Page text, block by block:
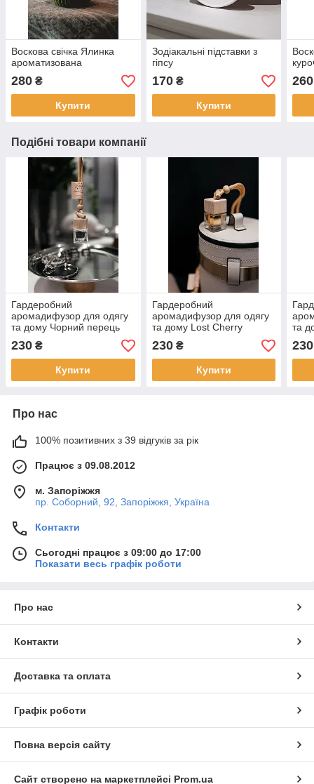
Воскова свічка Ялинка
ароматизована
280 ₴
Купити
Зодіакальні підставки з
гіпсу
170₴
Купити
260
Подібні товари компанії
Гардеробний
аромадифузор для одягу
та дому Чорний перець
230 ₴
Купити
Гардеробний
аромадифузор для одягу
та дому Lost Cherry
230₴
Купити
та
230
Про нас
100% позитивних з 39 відгуків за рік
Працює з 09.08.2012
м. Запоріжжя
пр. Соборний, 92, Запоріжжя, Україна
Контакти
Сьогодні працює з 09:00 до 17:00
Показати весь графік роботи
Про нас
Контакти
Доставка та оплата
Графік роботи
Повна версія сайту
Сайт створено на маркетплейсі Prom.ua